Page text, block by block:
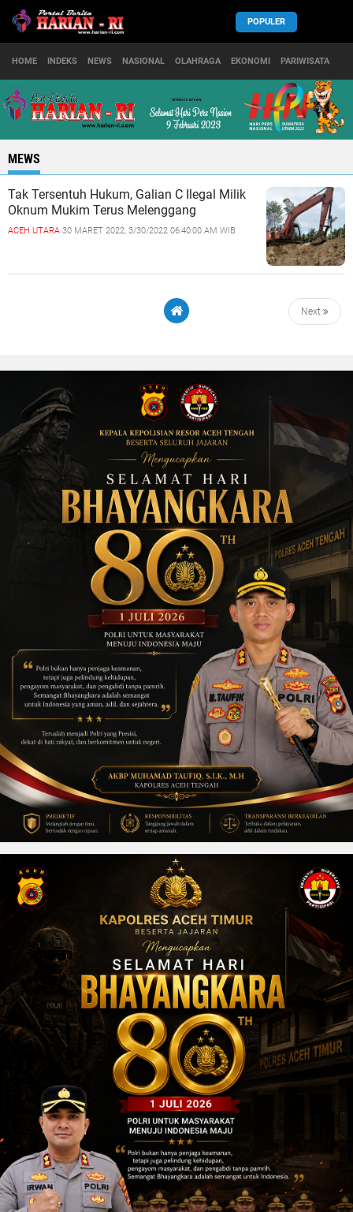
POPULER
HOME INDEKS NEWS NASIONAL OLAHRAGA EKONOMI PARIWISATA
MEWS
Tak Tersentuh Hukum, Galian C Ilegal Milik
Oknum Mukim Terus Melenggang
ACEH UTARA 30 MARET 2022, 3/30/2022 06:40:00 AM WIB
Next